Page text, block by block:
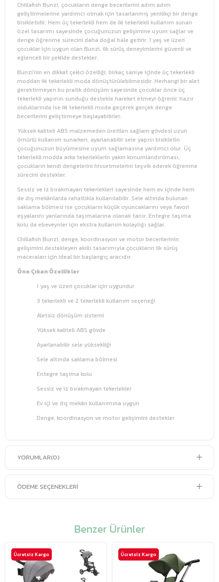
Chillafish Bunzi, çocukların denge becerilerini adım adım
geliştirmelerine yardımcı olmak için tasarlanmış yenilikçi bir denge
bisikletidir. Hem üç tekerlekli hem de iki tekerlekli kullanım sunan
özel tasarımı sayesinde çocuğunuzun gelişimine uyum sağlar ve
denge öğrenme sürecini daha doğal hale getirir. 1 yaş ve üzeri
çocuklar için uygun olan Bunzi, ilk sürüş deneyimlerini güvenli ve
eğlenceli bir şekilde destekler.
Bunzi'nin en dikkat çekici özelliği, birkaç saniye içinde üç tekerlekli
moddan iki tekerlekli moda dönüştürülebilmesidir. Herhangi bir alet
gerektirmeyen bu pratik dönüşüm sayesinde çocuklar önce üç
tekerlekli yapının sunduğu destekle hareket etmeyi öğrenir, hazır
olduklarında ise iki tekerlekli moda geçerek gerçek denge
becerilerini geliştirmeye başlayabilirler.
Yüksek kaliteli ABS malzemeden üretilen sağlam gövdesi uzun
ömürlü kullanım sunarken, ayarlanabilir sele yapısı bisikletin
çocuğunuzun büyümesine uyum sağlamasına yardımcı olur. Üç
tekerlekli modda arka tekerleklerin yakın konumlandırılması,
çocukların kendi dengelerini hissetmelerini teşvik ederek öğrenme
sürecini destekler.
Sessiz ve iz bırakmayan tekerlekleri sayesinde hem ev içinde hem
de dış mekânlarda rahatlıkla kullanılabilir. Sele altında bulunan
saklama bölmesi ise çocukların küçük oyuncaklarını veya favori
eşyalarını yanlarında taşımalarına olanak tanır. Entegre taşıma
kolu da ebeveynler için ekstra kullanım kolaylığı sağlar.
Chillafish Bunzi, denge, koordinasyon ve motor becerilerinin
gelişimini destekleyen akıllı tasarımıyla çocukların ilk sürüş
maceraları için ideal bir başlangıç aracıdır.
Öne Çıkan Özellikler
1 yaş ve üzeri çocuklar için uygundur
3 tekerlekli ve 2 tekerlekli kullanım seçeneği
Aletsiz dönüşüm sistemi
Yüksek kaliteli ABS gövde
Ayarlanabilir sele yüksekliği
Sele altında saklama bölmesi
Entegre taşıma kolu
Sessiz ve iz bırakmayan tekerlekler
Ev içi ve dış mekân kullanımına uygun
Denge, koordinasyon ve motor gelişimini destekler
YORUMLAR(0)
ÖDEME SEÇENEKLERI
Benzer Ürünler
Ücretsiz Kargo Ücretsiz Kargo